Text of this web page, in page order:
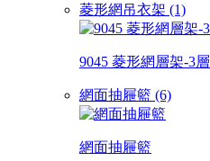
菱形網吊衣架 (1)
9045 菱形網層架-3層
網面抽屜籃 (6)
網面抽屜籃